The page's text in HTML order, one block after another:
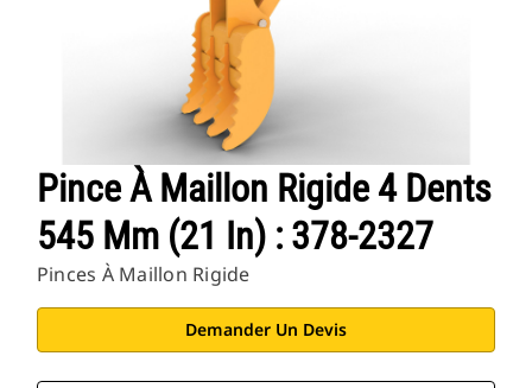
Pince À Maillon Rigide 4 Dents
545 Mm (21 In) : 378-2327
Pinces À Maillon Rigide
Demander Un Devis